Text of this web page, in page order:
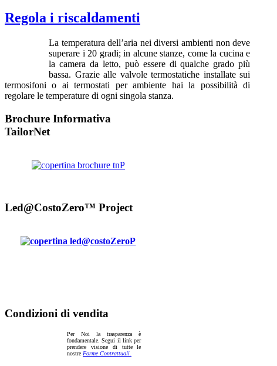
Regola i riscaldamenti
La temperatura dell’aria nei diversi ambienti non deve
superare i 20 gradi; in alcune stanze, come la cucina e
la camera da letto, può essere di qualche grado più
bassa. Grazie alle valvole termostatiche installate sui
termosifoni o ai termostati per ambiente hai la possibilità di
regolare le temperature di ogni singola stanza.
Brochure Informativa
TailorNet
Led@CostoZero™ Project
Condizioni di vendita
Per Noi la trasparenza è
fondamentale. Segui il link per
prendere visione di tutte le
nostre Forme Contrattuali.